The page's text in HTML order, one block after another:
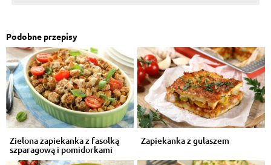
Podobne przepisy
Zielona zapiekanka z fasolką
szparagową i pomidorkami
Zapiekanka z gulaszem